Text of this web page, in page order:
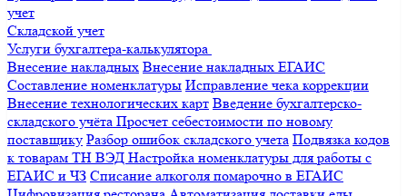
учет
Складской учет
Услуги бухгалтера-калькулятора
Внесение накладных Внесение накладных ЕГАИС
Составление номенклатуры Исправление чека коррекции
Внесение технологических карт Введение бухгалтерско-
складского учёта Просчет себестоимости по новому
поставщику Разбор ошибок складского учета Подвязка кодов
к товарам ТН ВЭД Настройка номенклатуры для работы с
ЕГАИС и ЧЗ Списание алкоголя помарочно в ЕГАИС